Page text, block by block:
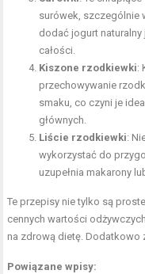
surówek, szczególnie
dodać jogurt
całości.
Kiszone rzodkiewki:
przechowywanie
smaku, co czyni je
głównych.
Liście rzodkiewki:
wykorzystać do
uzupełnia makarony
Te przepisy nie tylko są
cennych wartości
na zdrową dietę. Dodatkowo
Powiązane wpisy: